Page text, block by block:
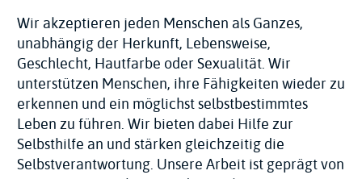
Wir akzeptieren jeden Menschen als Ganzes,
unabhängig der Herkunft, Lebensweise,
Geschlecht, Hautfarbe oder Sexualität. Wir
unterstützen Menschen, ihre Fähigkeiten wieder zu
erkennen und ein möglichst selbstbestimmtes
Leben zu führen. Wir bieten dabei Hilfe zur
Selbsthilfe an und stärken gleichzeitig die
Selbstverantwortung. Unsere Arbeit ist geprägt von